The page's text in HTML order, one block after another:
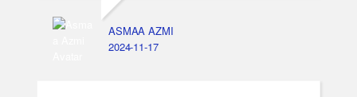
ASMAA AZMI
2024-11-17